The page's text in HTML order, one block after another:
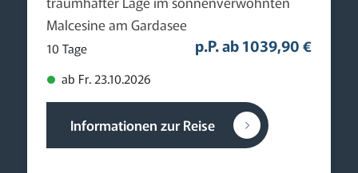
Malcesine am Gardasee
10 Tage
ab Fr. 23.10.2026
p.P. ab 1039,90 €
Informationen zur Reise